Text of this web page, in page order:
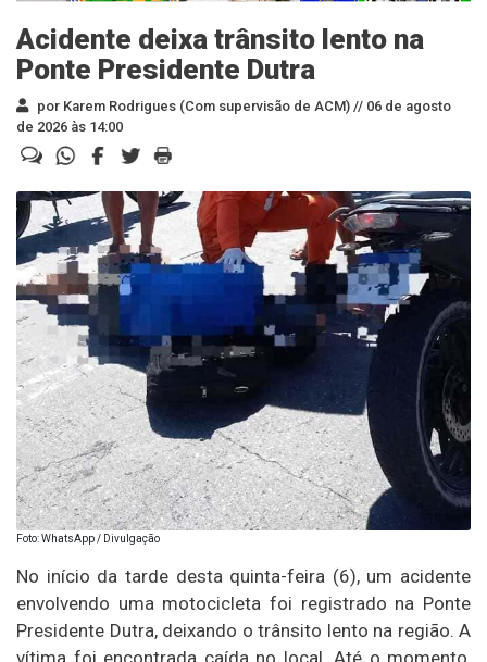
Acidente deixa trânsito lento na
Ponte Presidente Dutra
por Karem Rodrigues (Com supervisão de ACM) // 06 de agosto
de 2026 às 14:00
Foto: WhatsApp / Divulgação
No início da tarde desta quinta-feira (6), um acidente
envolvendo uma motocicleta foi registrado na Ponte
Presidente Dutra, deixando o trânsito lento na região. A